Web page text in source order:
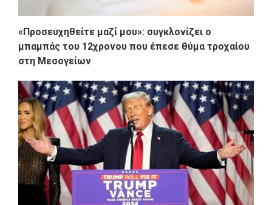
«Προσευχηθείτε μαζί μου»: συγκλονίζει ο
μπαμπάς του 12χρονου που έπεσε θύμα τροχαίου
στη Μεσογείων